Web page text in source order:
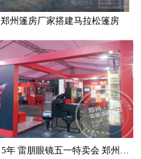
郑州篷房厂家搭建马拉松篷房
2015年 雷朋眼镜五一特卖会 郑州华熠展篷出租